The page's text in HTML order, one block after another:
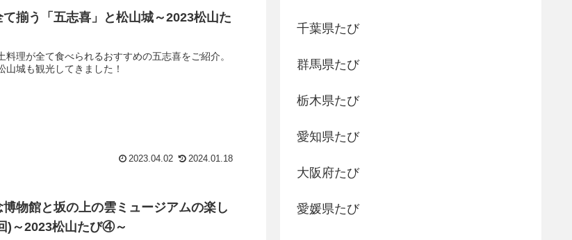
揃う「五志喜」と松山城～2023松山た
料理が全て食べられるおすすめの五志喜をご紹介。
山城も観光してきました！
2023.04.02 2024.01.18
物館と坂の上の雲ミュージアムの楽し
)～2023松山たび④～
千葉県たび
群馬県たび
栃木県たび
愛知県たび
大阪府たび
愛媛県たび